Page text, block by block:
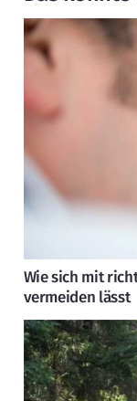
Wie sich mit
vermeiden lässt